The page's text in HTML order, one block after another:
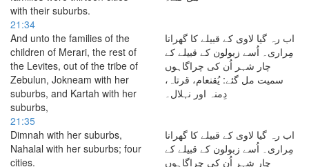
with their suburbs.
21:34
And unto the families of the
children of Merari, the rest of
the Levites, out of the tribe of
Zebulun, Jokneam with her
suburbs, and Kartah with her
suburbs,
اب رہ گیا لاوی کے قبیلے کا گھرانا
مِراری۔ اُسے زبولون کے قبیلے کے
چار شہر اُن کی چراگاہوں
سمیت مل گئے: یُقنعام، قرتاہ،
دِمنہ اور نہلال۔
21:35
Dimnah with her suburbs,
Nahalal with her suburbs; four
cities.
اب رہ گیا لاوی کے قبیلے کا گھرانا
مِراری۔ اُسے زبولون کے قبیلے کے
چار شہر اُن کی چراگاہوں